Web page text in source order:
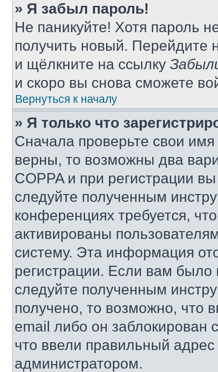
» Я забыл пароль!
Не паникуйте! Хотя пароль
получить новый. Перейдите
и щёлкните на ссылку
и скоро вы снова сможете
Вернуться к началу
» Я только что
Сначала проверьте свои
верны, то возможны два
COPPA и при регистрации
следуйте полученным
конференциях требуется,
активированы
систему. Эта информация
регистрации. Если вам
следуйте полученным
получено, то возможно, что
email либо он
что ввели правильный адрес
администратором.